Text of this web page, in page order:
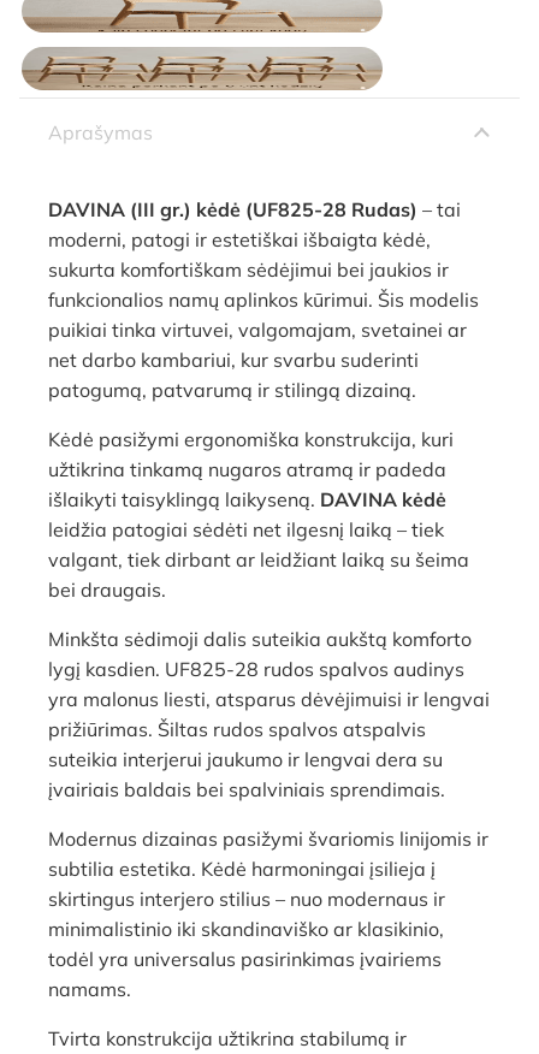
Aprašymas
DAVINA (III gr.) kėdė (UF825-28 Rudas) – tai
moderni, patogi ir estetiškai išbaigta kėdė,
sukurta komfortiškam sėdėjimui bei jaukios ir
funkcionalios namų aplinkos kūrimui. Šis modelis
puikiai tinka virtuvei, valgomajam, svetainei ar
net darbo kambariui, kur svarbu suderinti
patogumą, patvarumą ir stilingą dizainą.
Kėdė pasižymi ergonomiška konstrukcija, kuri
užtikrina tinkamą nugaros atramą ir padeda
išlaikyti taisyklingą laikyseną. DAVINA kėdė
leidžia patogiai sėdėti net ilgesnį laiką – tiek
valgant, tiek dirbant ar leidžiant laiką su šeima
bei draugais.
Minkšta sėdimoji dalis suteikia aukštą komforto
lygį kasdien. UF825-28 rudos spalvos audinys
yra malonus liesti, atsparus dėvėjimuisi ir lengvai
prižiūrimas. Šiltas rudos spalvos atspalvis
suteikia interjerui jaukumo ir lengvai dera su
įvairiais baldais bei spalviniais sprendimais.
Modernus dizainas pasižymi švariomis linijomis ir
subtilia estetika. Kėdė harmoningai įsilieja į
skirtingus interjero stilius – nuo modernaus ir
minimalistinio iki skandinaviško ar klasikinio,
todėl yra universalus pasirinkimas įvairiems
namams.
Tvirta konstrukcija užtikrina stabilumą ir